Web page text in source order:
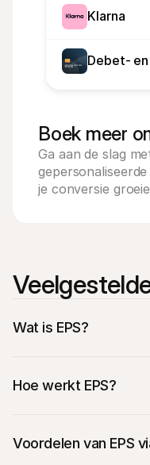
Klarna
Debet-
Boek meer
Ga aan de slag
je conversie
Wat is EPS?
Hoe werkt EPS?
deelnemende
Na het selecteren
Voordelen van EPS